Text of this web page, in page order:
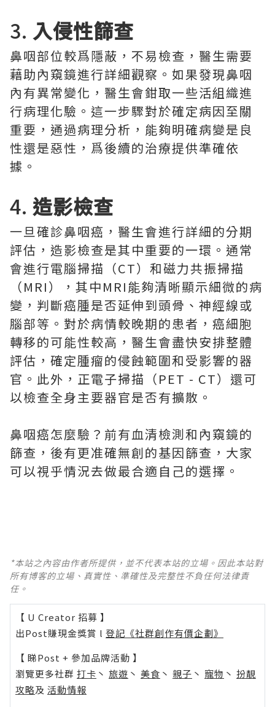
3. 入侵性篩查
鼻咽部位較爲隱蔽，不易檢查，醫生需要
藉助內窺鏡進行詳細觀察。如果發現鼻咽
內有異常變化，醫生會鉗取一些活組織進
行病理化驗。這一步驟對於確定病因至關
重要，通過病理分析，能夠明確病變是良
性還是惡性，爲後續的治療提供準確依
據。
4. 造影檢查
一旦確診鼻咽癌，醫生會進行詳細的分期
評估，造影檢查是其中重要的一環。通常
會進行電腦掃描（CT）和磁力共振掃描
（MRI），其中MRI能夠清晰顯示細微的病
變，判斷癌腫是否延伸到頭骨、神經線或
腦部等。對於病情較晚期的患者，癌細胞
轉移的可能性較高，醫生會盡快安排整體
評估，確定腫瘤的侵蝕範圍和受影響的器
官。此外，正電子掃描（PET - CT）還可
以檢查全身主要器官是否有擴散。
鼻咽癌怎麼驗？前有血清檢測和內窺鏡的
篩查，後有更准確無創的基因篩查，大家
可以視乎情況去做最合適自己的選擇。
*本站之內容由作者所提供，並不代表本站的立場。因此本站對
所有博客的立場、真實性、準確性及完整性不負任何法律責
任。
【 U Creator 招募 】
出Post賺現金獎賞 l 登記《社群創作有價企劃》
【 睇Post + 參加品牌活動 】
瀏覽更多社群 打卡 丶 旅遊 丶 美食 丶 親子 丶 寵物 丶 扮靚
攻略及 活動情報